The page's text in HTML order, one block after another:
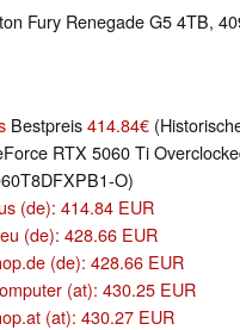
Fury Renegade G5 4TB,
Bestpreis414.84€
RTX 5060 Ti
O)
(de): 414.84 EUR
(de): 428.66 EUR
(de): 428.66 EUR
(at): 430.25 EUR
(at): 430.27 EUR